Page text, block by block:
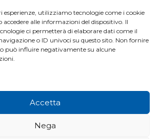
esperienze, utilizziamo tecnologie come i cookie
alle informazioni del dispositivo. Il
ci permetterà di elaborare dati come il
o ID univoci su questo sito. Non fornire
può influire negativamente su alcune
Accetta
Nega